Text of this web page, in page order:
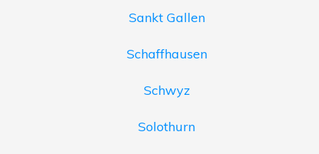
Sankt Gallen
Schaffhausen
Schwyz
Solothurn